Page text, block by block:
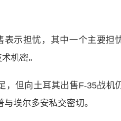
示担忧，其中一个主要担
机密。
但向土耳其出售F-35战机
埃尔多安私交密切。